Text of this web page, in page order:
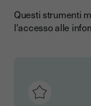
Questi strumenti
l'accesso alle